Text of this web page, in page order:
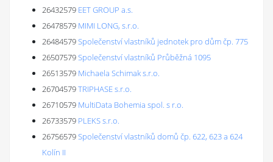
26432579 EET GROUP a.s.
26478579 MIMI LONG, s.r.o.
26484579Společenství vlastníků jednotek pro dům čp. 775
26507579Společenství vlastníků Průběžná 1095
26513579 Michaela Schimak s.r.o.
26704579TRIPHASE s.r.o.
26710579 MultiData Bohemia spol. s r.o.
26733579 PLEKS s.r.o.
26756579Společenství vlastníků domů čp. 622, 623 a 624
Kolín II